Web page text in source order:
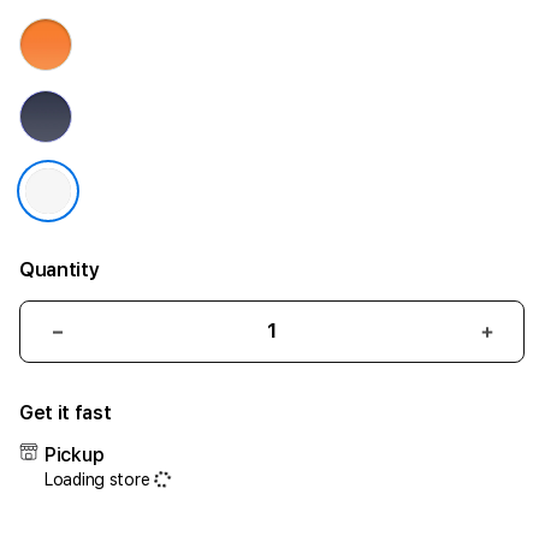
Quantity
Decrease
quantity
iPhone
17
Air
1TB
Get it fast
Pickup
Loading store